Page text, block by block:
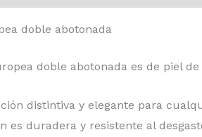
doble abotonada
doble abotonada es de piel
distintiva y elegante para
es duradera y resistente al